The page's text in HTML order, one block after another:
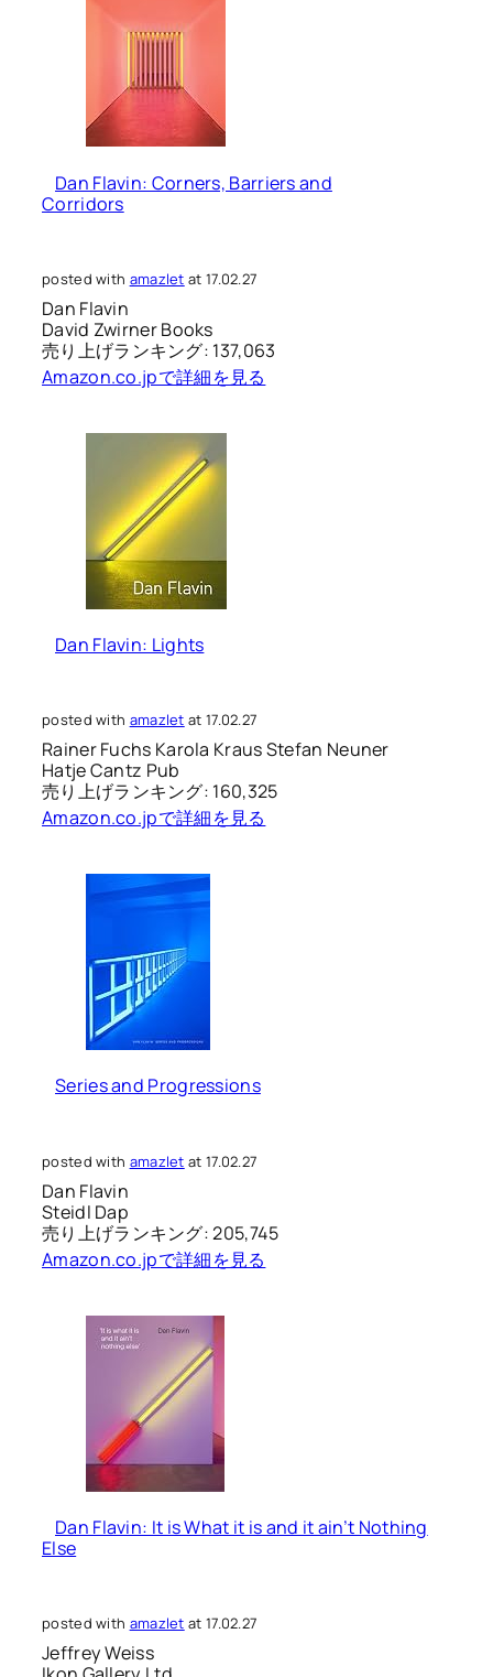
Dan Flavin: Corners, Barriers and
Corridors
posted with amazlet at 17.02.27
Dan Flavin
David Zwirner Books
売り上げランキング: 137,063
Amazon.co.jpで詳細を見る
Dan Flavin: Lights
posted with amazlet at 17.02.27
Rainer Fuchs Karola Kraus Stefan Neuner
Hatje Cantz Pub
売り上げランキング: 160,325
Amazon.co.jpで詳細を見る
Series and Progressions
posted with amazlet at 17.02.27
Dan Flavin
Steidl Dap
売り上げランキング: 205,745
Amazon.co.jpで詳細を見る
Dan Flavin: It is What it is and it ain’t Nothing
Else
posted with amazlet at 17.02.27
Jeffrey Weiss